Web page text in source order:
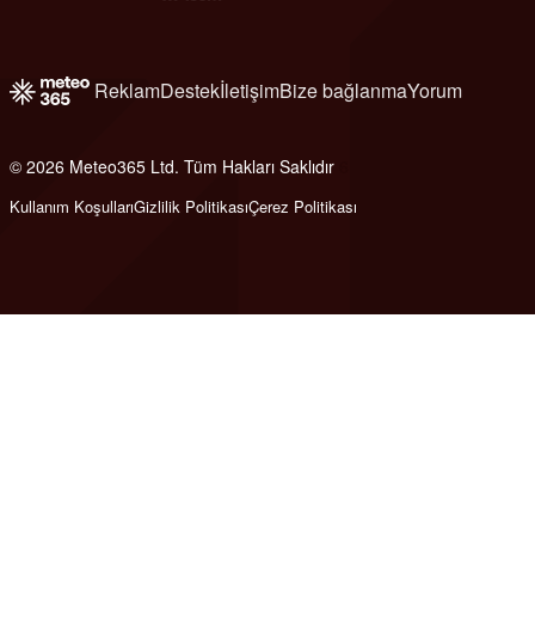
ReklamDestekİletişimBize bağlanmaYorum
© 2026 Meteo365 Ltd. Tüm Hakları Saklıdır
Kullanım KoşullarıGizlilik PolitikasıÇerez Politikası